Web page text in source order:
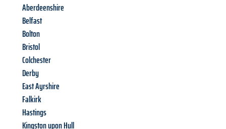
Aberdeenshire
Belfast
Bolton
Bristol
Colchester
Derby
East Ayrshire
Falkirk
Hastings
Kingston upon Hull